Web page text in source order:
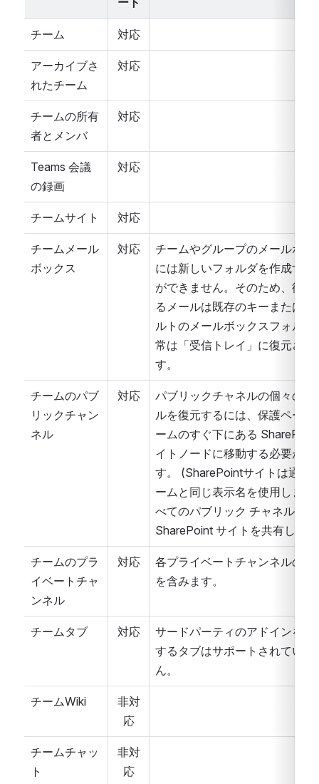
チーム 対応
アーカイブさ
れたチーム
対応
チームの所有
者とメンバ
対応
Teams 会議
の録画
対応
チームサイト 対応
チームメール
ボックス
対応
チームやグループのメールボッ
には新しいフォルダを作成する
ができません。そのため、復元
るメールは既存のキーまたはデ
ルトのメールボックスフォルダ
常は「受信トレイ」に復元され
す。
チームのパブ
リックチャン
ネル
対応
パブリックチャネルの個々のフ
ルを復元するには、保護ページ
ームのすぐ下にある
イトノードに移動する必要があ
す。 (SharePointサイトは通常
ームと同じ表示名を使用します
べてのパブリック チャネルは
SharePoint サイトを共有しま
チームのプラ
イベートチャ
ンネル
対応
各プライベートチャンネルのサ
を含みます。
チームタブ 対応
サードパーティのアドインを必
するタブはサポートされていま
ん。
チームWiki
非対
応
チームチャッ
ト
非対
応